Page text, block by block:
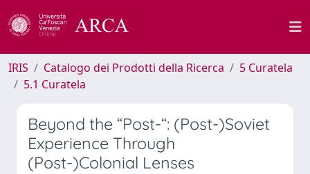
IRIS Catalogo dei Prodotti della Ricerca
5 Curatela
5.1 Curatela
Beyond the “Post-“: (Post-)Soviet
Experience Through
(Post-)Colonial Lenses